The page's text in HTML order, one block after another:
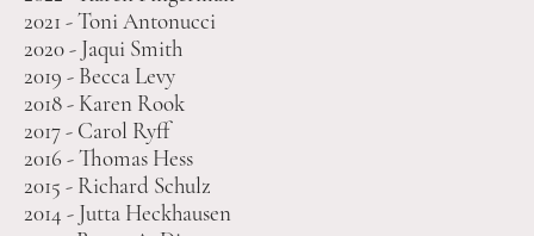
2021 - Toni Antonucci
2020 - Jaqui Smith
2019 - Becca Levy
2018 - Karen Rook
2017 - Carol Ryff
2016 - Thomas Hess
2015 - Richard Schulz
2014 - Jutta Heckhausen